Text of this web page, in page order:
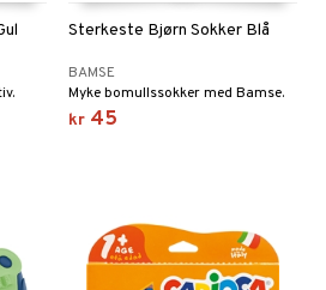
Sterkeste Bjørn Sokker Blå
BAMSE
Myke bomullssokker med Bamse.
kr 45